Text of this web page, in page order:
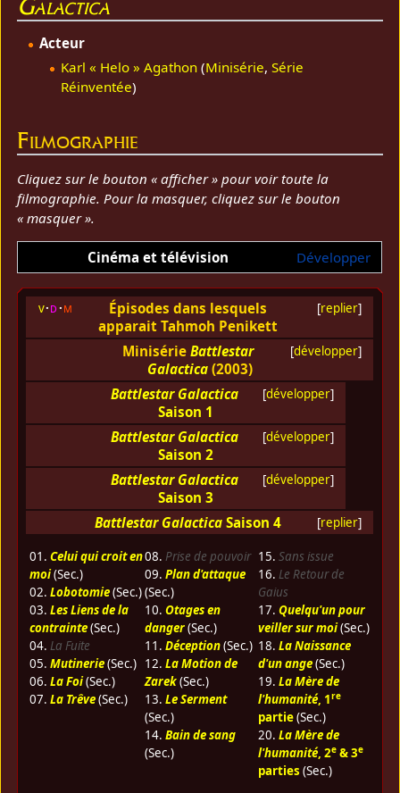
Acteur
Karl « Helo » Agathon(Minisérie, Série
Réinventée)
Filmographie
Cliquez sur le bouton « afficher » pour voir toute la
filmographie. Pour la masquer, cliquez sur le bouton
« masquer ».
Développer
Cinéma et télévision
[replier]
v d m
Épisodes dans lesquels
apparait Tahmoh Penikett
[développer]
MinisérieBattlestar
Galactica(2003)
[développer]
Battlestar Galactica
Saison 1
[développer]
Battlestar Galactica
Saison 2
[développer]
Battlestar Galactica
Saison 3
[replier]
Battlestar Galactica Saison 4
01. Celui qui croit en
moi(Sec.)
02. Lobotomie(Sec.)
03. Les Liens de la
contrainte(Sec.)
04. La Fuite
05. Mutinerie(Sec.)
06. La Foi(Sec.)
07. La Trêve(Sec.)
08. Prise de pouvoir
09. Plan d'attaque
(Sec.)
10. Otages en
danger(Sec.)
11. Déception(Sec.)
12. La Motion de
Zarek(Sec.)
13. Le Serment
(Sec.)
14. Bain de sang
(Sec.)
15. Sans issue
16. Le Retour de
Gaius
17. Quelqu'un pour
veiller sur moi(Sec.)
18. La Naissance
d'un ange(Sec.)
19. La Mère de
l'humanité, 1re
partie(Sec.)
20. La Mère de
l'humanité, 2e& 3e
parties (Sec.)